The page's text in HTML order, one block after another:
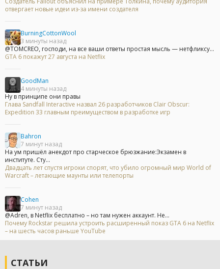
отвергает новые идеи из-за имени создателя
BurningCottonWool
3 минуты назад
@TOMCREO, господи, на все ваши ответы простая мысль — нетфликсу...
GTA 6 покажут 27 августа на Netflix
GoodMan
4 минуты назад
Ну в принципе они правы
Глава Sandfall Interactive назвал 26 разработчиков Clair Obscur:
Expedition 33 главным преимуществом в разработке игр
Bahron
7 минут назад
На ум пришёл анекдот про старческое брюзжание:Экзамен в
институте. Сту...
Двадцать лет спустя игроки спорят, что убило огромный мир World of
Warcraft – летающие маунты или телепорты
Cohen
7 минут назад
@Adren, в Netflix бесплатно – но там нужен аккаунт. Не...
Почему Rockstar решила устроить расширенный показ GTA 6 на Netflix
– на шесть часов раньше YouTube
СТАТЬИ